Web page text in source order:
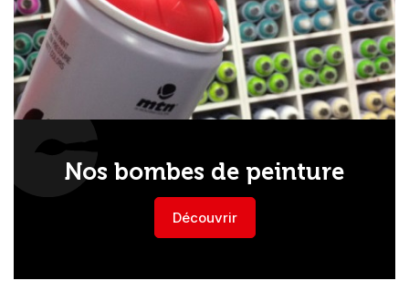
Nos bombes de peinture
Découvrir